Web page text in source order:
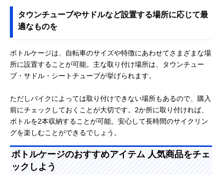
タウンチューブやサドルなど設置する場所に応じて最
適なものを
ボトルケージは、自転車のサイズや特徴にあわせてさまざまな場
所に設置することが可能。主な取り付け場所は、タウンチュー
ブ・サドル・シートチューブが挙げられます。
ただしバイクによっては取り付けできない場所もあるので、購入
前にチェックしておくことが大切です。2か所に取り付ければ、
ボトルを2本収納することが可能。安心して長時間のサイクリン
グを楽しむことができるでしょう。
ボトルケージのおすすめアイテム 人気商品をチェ
ックしよう